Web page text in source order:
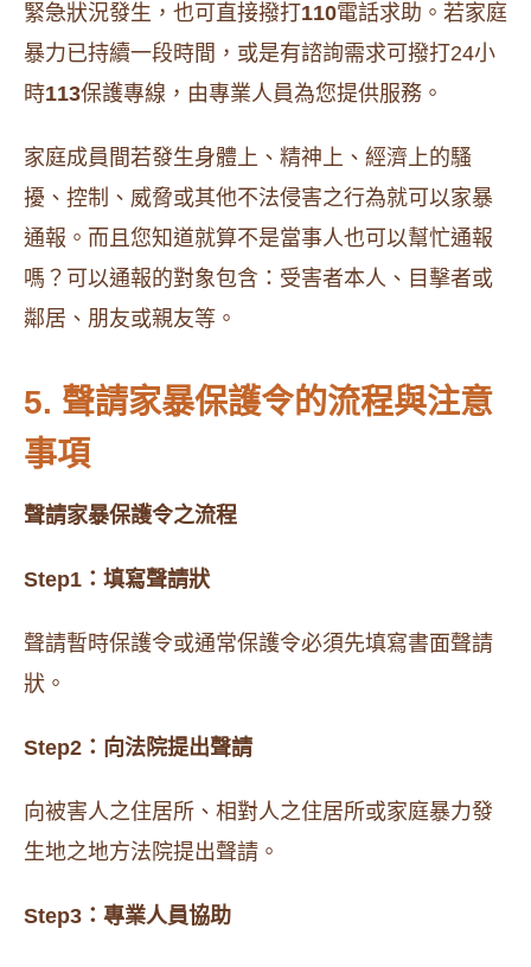
緊急狀況發生，也可直接撥打110電話求助。若家庭
暴力已持續一段時間，或是有諮詢需求可撥打24小
時113保護專線，由專業人員為您提供服務。
家庭成員間若發生身體上、精神上、經濟上的騷
擾、控制、威脅或其他不法侵害之行為就可以家暴
通報。而且您知道就算不是當事人也可以幫忙通報
嗎？可以通報的對象包含：受害者本人、目擊者或
鄰居、朋友或親友等。
5. 聲請家暴保護令的流程與注意
事項
聲請家暴保護令之流程
Step1：填寫聲請狀
聲請暫時保護令或通常保護令必須先填寫書面聲請
狀。
Step2：向法院提出聲請
向被害人之住居所、相對人之住居所或家庭暴力發
生地之地方法院提出聲請。
Step3：專業人員協助